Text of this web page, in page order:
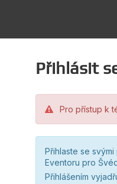
Přihlásit
Pro přístup k
Přihlaste se
Eventoru pro
Přihlášením